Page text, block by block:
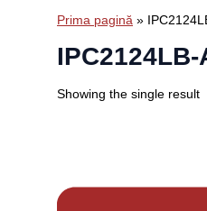
Prima pagină »
IPC2124LB-
Showing the single result